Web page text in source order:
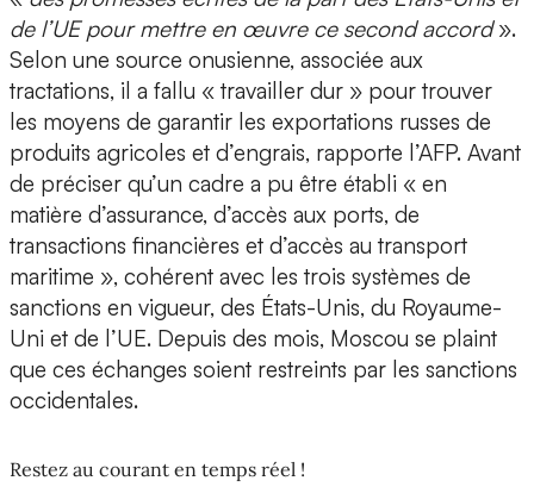
de l’UE pour mettre en œuvre ce second accord».
Selon une source onusienne, associée aux
tractations, il a fallu « travailler dur » pour trouver
les moyens de garantir les exportations russes de
produits agricoles et d’engrais, rapporte l’AFP. Avant
de préciser qu’un cadre a pu être établi « en
matière d’assurance, d’accès aux ports, de
transactions financières et d’accès au transport
maritime », cohérent avec les trois systèmes de
sanctions en vigueur, des États-Unis, du Royaume-
Uni et de l’UE. Depuis des mois, Moscou se plaint
que ces échanges soient restreints par les sanctions
occidentales.
Restez au courant en temps réel !